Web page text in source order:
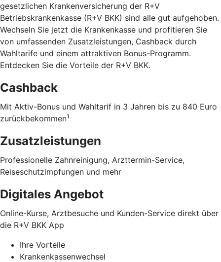
gesetzlichen Krankenversicherung der R+V
Betriebskrankenkasse (R+V BKK) sind alle gut aufgehoben.
Wechseln Sie jetzt die Krankenkasse und profitieren Sie
von umfassenden Zusatzleistungen, Cashback durch
Wahltarife und einem attraktiven Bonus-Programm.
Entdecken Sie die Vorteile der R+V BKK.
Cashback
Mit Aktiv-Bonus und Wahltarif in 3 Jahren bis zu 840 Euro
zurückbekommen1
Zusatzleistungen
Professionelle Zahnreinigung, Arzttermin-Service,
Reiseschutzimpfungen und mehr
Digitales Angebot
Online-Kurse, Arztbesuche und Kunden-Service direkt über
die R+V BKK App
Ihre Vorteile
Krankenkassenwechsel